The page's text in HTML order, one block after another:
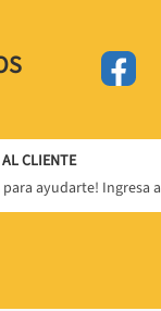
CLIENTE
para ayudarte! Ingresa a